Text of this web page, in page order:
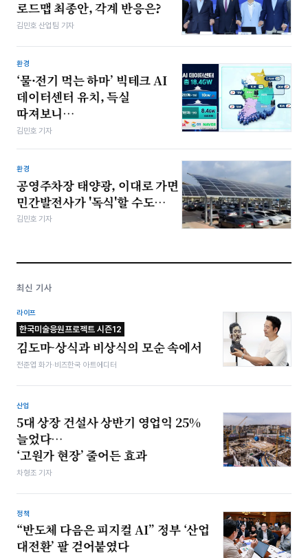
로드맵 최종안, 각계 반응은?
김민호 산업팀 기자
환경
‘물·전기 먹는 하마’ 빅테크 AI
데이터센터 유치, 득실
따져보니…
김민호 기자
환경
공영주차장 태양광, 이대로 가면
민간발전사가 '독식'할 수도…
김민호 기자
최신 기사
라이프
한국미술응원프로젝트 시즌12
김도마-상식과 비상식의 모순 속에서
전준엽 화가·비즈한국 아트에디터
산업
5대 상장 건설사 상반기 영업익 25%
늘었다…
‘고원가 현장’ 줄어든 효과
차형조 기자
정책
“반도체 다음은 피지컬 AI” 정부 ‘산업
대전환’ 팔 걷어붙였다